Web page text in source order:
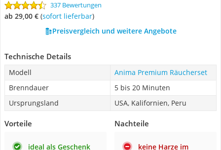
337 Bewertungen
ab 29,00 € ( Sofort lieferbar)
Preisvergleich und weitere Angebote
Technische Details
Modell
Anima Premium Räucherset
Brenndauer
5 bis 20 Minuten
Ursprungsland
USA, Kalifornien, Peru
Vorteile
ideal als Geschenk
Nachteile
keine Harze im